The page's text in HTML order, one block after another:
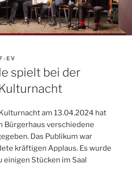
EV
spielt bei der
am 13.04.2024 hat
Bürgerhaus verschiedene
Das Publikum war
kräftigen Applaus. Es wurde
einigen Stücken im Saal